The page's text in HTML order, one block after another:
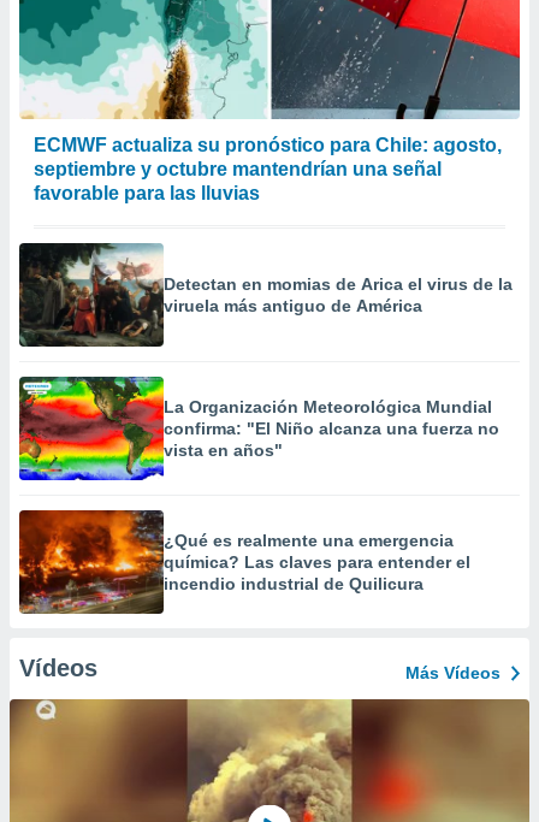
ECMWF actualiza su pronóstico para Chile: agosto,
septiembre y octubre mantendrían una señal
favorable para las lluvias
Detectan en momias de Arica el virus de la
viruela más antiguo de América
La Organización Meteorológica Mundial
confirma: "El Niño alcanza una fuerza no
vista en años"
¿Qué es realmente una emergencia
química? Las claves para entender el
incendio industrial de Quilicura
Vídeos Más Vídeos